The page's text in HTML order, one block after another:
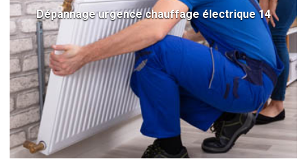
Dépannage urgence chauffage électrique 14